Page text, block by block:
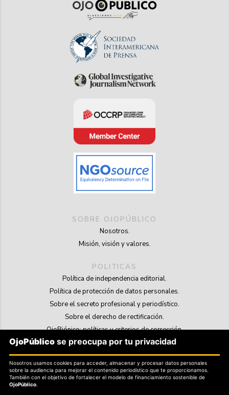
SOBRE OJOPÚBLICO
Nosotros.
Misión, visión y valores.
POLITICAS
Política de independencia editorial.
Política de protección de datos personales.
Sobre el secreto profesional y periodístico.
Sobre el derecho de rectificación.
OjoBiónico: políticas y criterios de corrección.
Sobre libertad de información frente a pedidos de retiro de contenidos.
SOSTENIBILIDAD
La Tienda de OjoPúblico.
OjoPúblico se preocupa por tu privacidad
Nosotros usamos cookies para acceder, almacenar y procesar datos personales
sobre la audiencia para mejorar el contenido periodístico que te proporcionamos.
También con el objetivo de fortalecer el modelo de financiamiento sostenible de
OjoPúblico.